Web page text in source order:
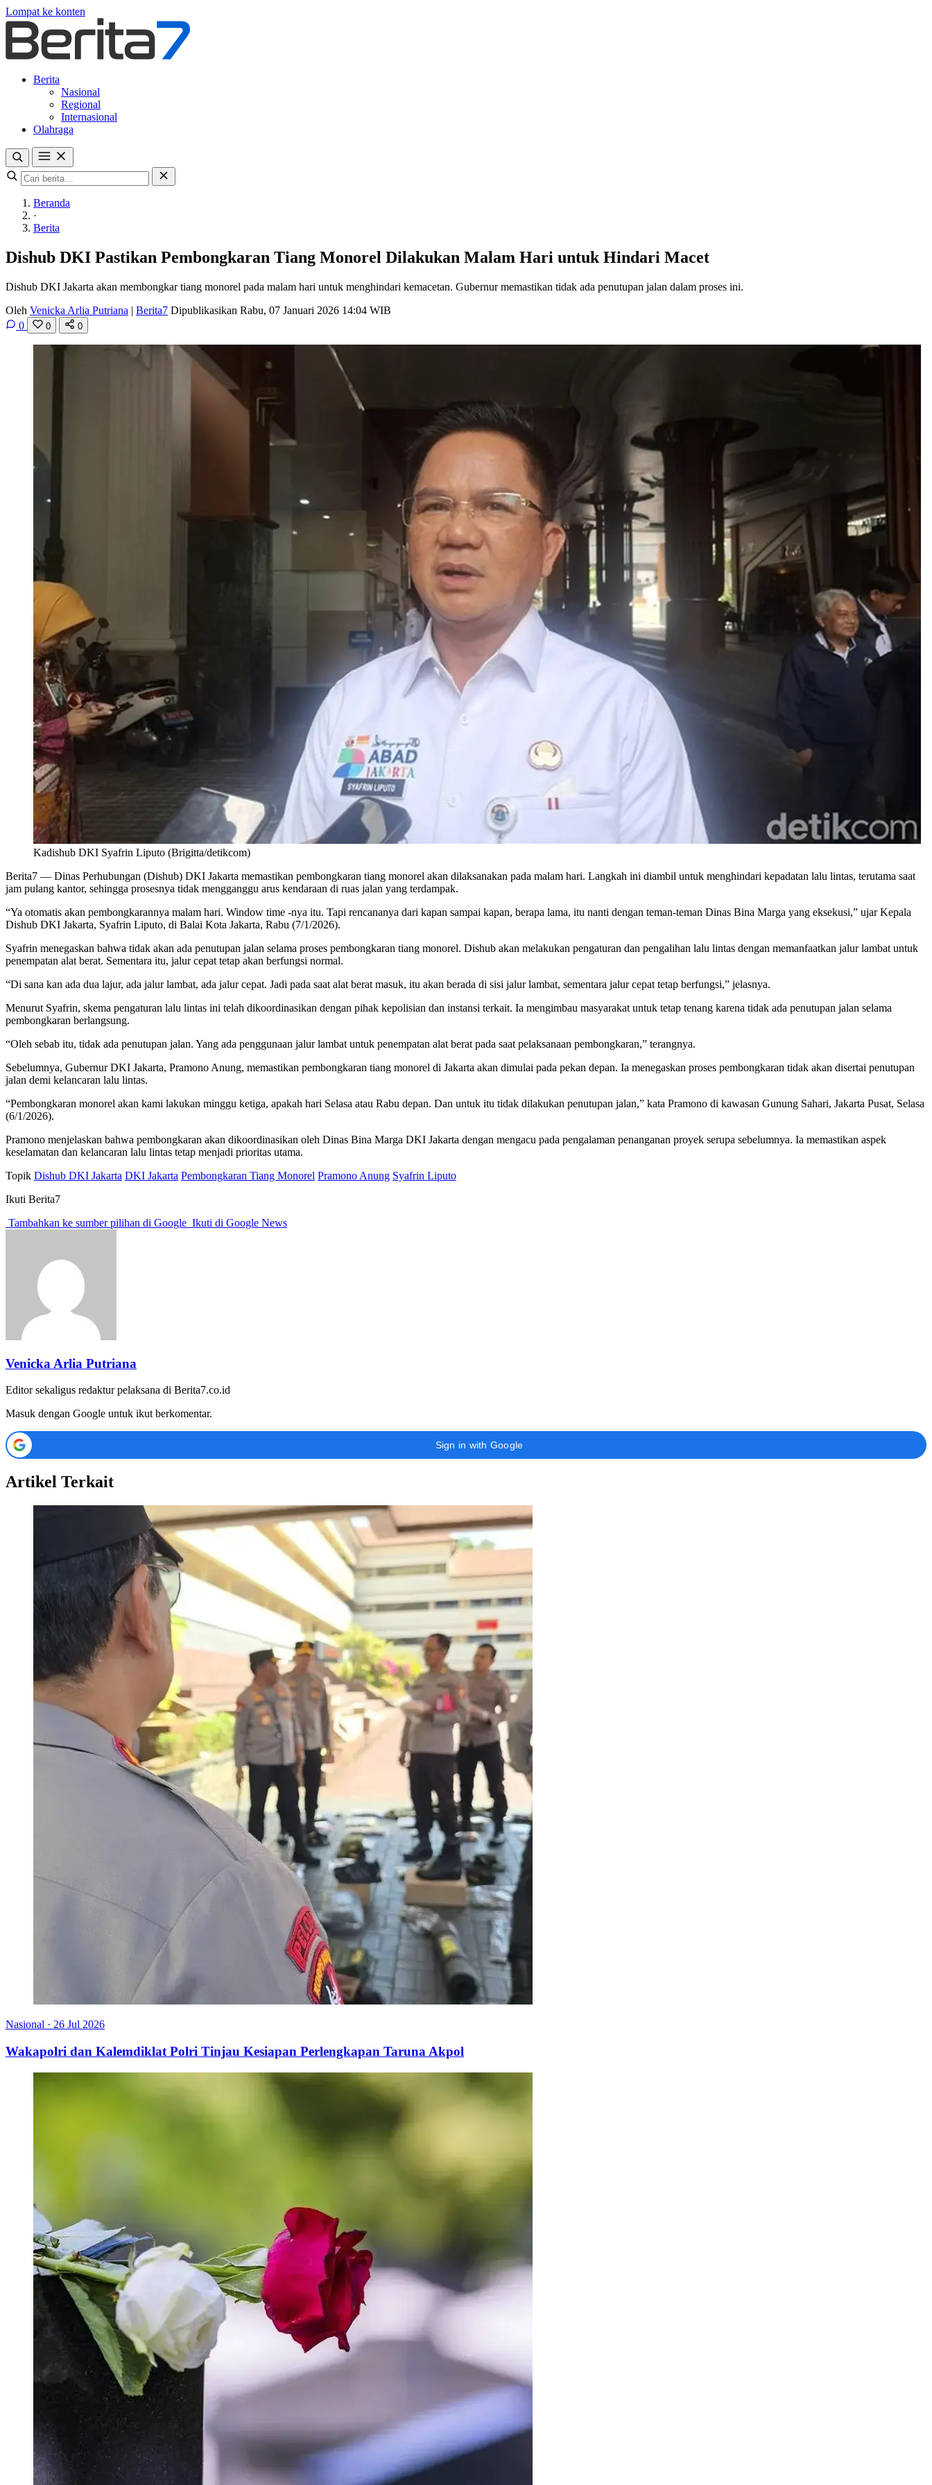
Lompat ke konten
Berita
Nasional
Regional
Internasional
Olahraga
Beranda
·
Berita
Dishub DKI Pastikan Pembongkaran Tiang Monorel Dilakukan Malam Hari untuk Hindari Macet
Dishub DKI Jakarta akan membongkar tiang monorel pada malam hari untuk menghindari kemacetan. Gubernur memastikan tidak ada penutupan jalan dalam proses ini.
Oleh Venicka Arlia Putriana | Berita7 Dipublikasikan Rabu, 07 Januari 2026 14:04 WIB
0
0 0
Kadishub DKI Syafrin Liputo (Brigitta/detikcom)
Berita7 — Dinas Perhubungan (Dishub) DKI Jakarta memastikan pembongkaran tiang monorel akan dilaksanakan pada malam hari. Langkah ini diambil untuk menghindari kepadatan lalu lintas, terutama saat
jam pulang kantor, sehingga prosesnya tidak mengganggu arus kendaraan di ruas jalan yang terdampak.
“Ya otomatis akan pembongkarannya malam hari. Window time -nya itu. Tapi rencananya dari kapan sampai kapan, berapa lama, itu nanti dengan teman-teman Dinas Bina Marga yang eksekusi,” ujar Kepala
Dishub DKI Jakarta, Syafrin Liputo, di Balai Kota Jakarta, Rabu (7/1/2026).
Syafrin menegaskan bahwa tidak akan ada penutupan jalan selama proses pembongkaran tiang monorel. Dishub akan melakukan pengaturan dan pengalihan lalu lintas dengan memanfaatkan jalur lambat untuk
penempatan alat berat. Sementara itu, jalur cepat tetap akan berfungsi normal.
“Di sana kan ada dua lajur, ada jalur lambat, ada jalur cepat. Jadi pada saat alat berat masuk, itu akan berada di sisi jalur lambat, sementara jalur cepat tetap berfungsi,” jelasnya.
Menurut Syafrin, skema pengaturan lalu lintas ini telah dikoordinasikan dengan pihak kepolisian dan instansi terkait. Ia mengimbau masyarakat untuk tetap tenang karena tidak ada penutupan jalan selama
pembongkaran berlangsung.
“Oleh sebab itu, tidak ada penutupan jalan. Yang ada penggunaan jalur lambat untuk penempatan alat berat pada saat pelaksanaan pembongkaran,” terangnya.
Sebelumnya, Gubernur DKI Jakarta, Pramono Anung, memastikan pembongkaran tiang monorel di Jakarta akan dimulai pada pekan depan. Ia menegaskan proses pembongkaran tidak akan disertai penutupan
jalan demi kelancaran lalu lintas.
“Pembongkaran monorel akan kami lakukan minggu ketiga, apakah hari Selasa atau Rabu depan. Dan untuk itu tidak dilakukan penutupan jalan,” kata Pramono di kawasan Gunung Sahari, Jakarta Pusat, Selasa
(6/1/2026).
Pramono menjelaskan bahwa pembongkaran akan dikoordinasikan oleh Dinas Bina Marga DKI Jakarta dengan mengacu pada pengalaman penanganan proyek serupa sebelumnya. Ia memastikan aspek
keselamatan dan kelancaran lalu lintas tetap menjadi prioritas utama.
Topik Dishub DKI Jakarta DKI Jakarta Pembongkaran Tiang Monorel Pramono Anung Syafrin Liputo
Ikuti Berita7
Tambahkan ke sumber pilihan di Google Ikuti di Google News
Venicka Arlia Putriana
Editor sekaligus redaktur pelaksana di Berita7.co.id
Masuk dengan Google untuk ikut berkomentar.
Sign in with Google
Artikel Terkait
Nasional · 26 Jul 2026
Wakapolri dan Kalemdiklat Polri Tinjau Kesiapan Perlengkapan Taruna Akpol